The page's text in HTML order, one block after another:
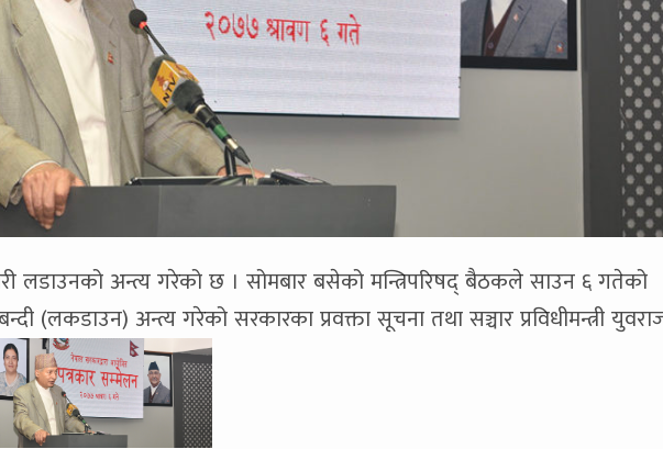
लडाउनको अन्त्य गरेको छ । सोमबार बसेको मन्त्रिपरिषद् बैठकले साउन ६ गतेको
(लकडाउन) अन्त्य गरेको सरकारका प्रवक्ता सूचना तथा सञ्चार प्रविधीमन्त्री